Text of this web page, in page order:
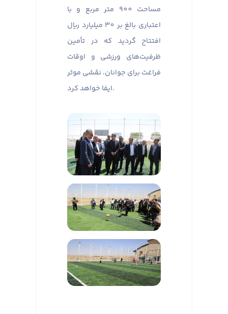
مساحت 900 متر مربع و با
اعتباری بالغ بر 30 میلیارد ریال
افتتاح گردید که در تأمین
ظرفیت‌های ورزشی و اوقات
فراغت برای جوانان، نقشی موثر
ایفا خواهد کرد.